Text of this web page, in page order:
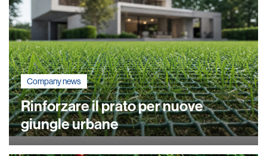
Company news
Rinforzare il prato per nuove
giungle urbane